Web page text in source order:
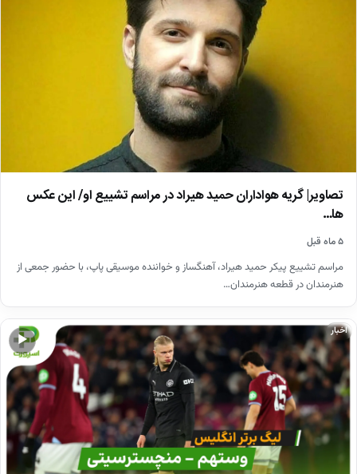
تصاویر| گریه هواداران حمید هیراد در مراسم تشییع او/ این عکس
ها…
۵ ماه قبل
مراسم تشییع پیکر حمید هیراد، آهنگساز و خواننده موسیقی پاپ، با حضور جمعی از
هنرمندان در قطعه هنرمندان…
▶
اخبار